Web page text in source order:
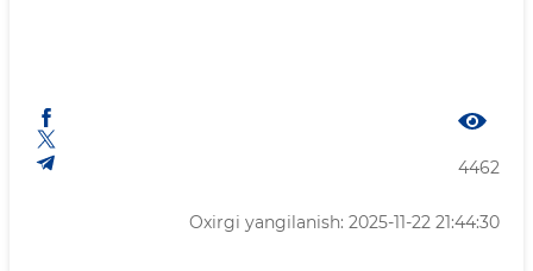
4462
Oxirgi yangilanish: 2025-11-22 21:44:30